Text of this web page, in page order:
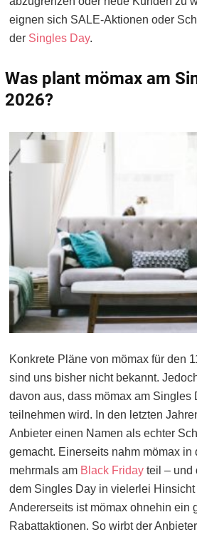
eignen sich SALE-Aktionen oder
der Singles Day.
Was plant mömax am
2026?
Konkrete Pläne von mömax für den
sind uns bisher nicht bekannt.
davon aus, dass mömax am Singles
teilnehmen wird. In den letzten
Anbieter einen Namen als echter
gemacht. Einerseits nahm mömax in
mehrmals am Black Friday teil – und
dem Singles Day in vielerlei
Andererseits ist mömax ohnehin ein
Rabattaktionen. So wirbt der